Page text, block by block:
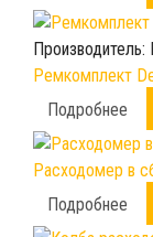
Производитель:
Ремкомплект
Подробнее
Расходомер в
Подробнее